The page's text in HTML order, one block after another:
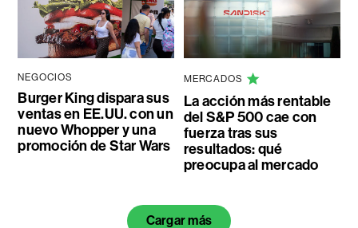
NEGOCIOS
Burger King dispara sus
ventas en EE.UU. con un
nuevo Whopper y una
promoción de Star Wars
MERCADOS
La acción más rentable
del S&P 500 cae con
fuerza tras sus
resultados: qué
preocupa al mercado
Cargar más